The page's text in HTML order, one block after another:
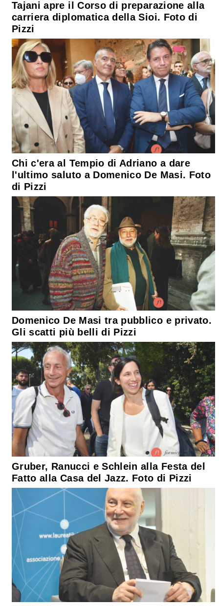
Tajani apre il Corso di preparazione alla
carriera diplomatica della Sioi. Foto di
Pizzi
Chi c'era al Tempio di Adriano a dare
l'ultimo saluto a Domenico De Masi. Foto
di Pizzi
Domenico De Masi tra pubblico e privato.
Gli scatti più belli di Pizzi
Gruber, Ranucci e Schlein alla Festa del
Fatto alla Casa del Jazz. Foto di Pizzi